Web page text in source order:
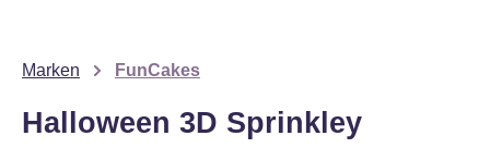
Marken FunCakes
Halloween 3D Sprinkley